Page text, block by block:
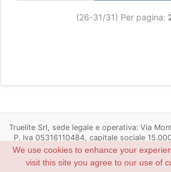
(26-31/31) Per pagina:
Truelite Srl, sede legale e operativa: Via
P. Iva 05316110484, capitale sociale
imprese di Firenze n. 05316110484,
Powered by
© 2006-2022
We use cookies to enhance your
visit this site you agree to our use of